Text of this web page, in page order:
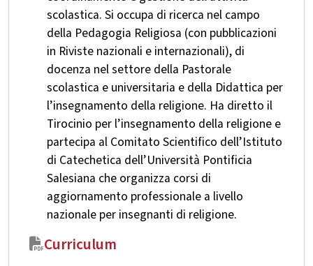
scolastica. Si occupa di ricerca nel campo
della Pedagogia Religiosa (con pubblicazioni
in Riviste nazionali e internazionali), di
docenza nel settore della Pastorale
scolastica e universitaria e della Didattica per
l’insegnamento della religione. Ha diretto il
Tirocinio per l’insegnamento della religione e
partecipa al Comitato Scientifico dell’Istituto
di Catechetica dell’Università Pontificia
Salesiana che organizza corsi di
aggiornamento professionale a livello
nazionale per insegnanti di religione.
Curriculum